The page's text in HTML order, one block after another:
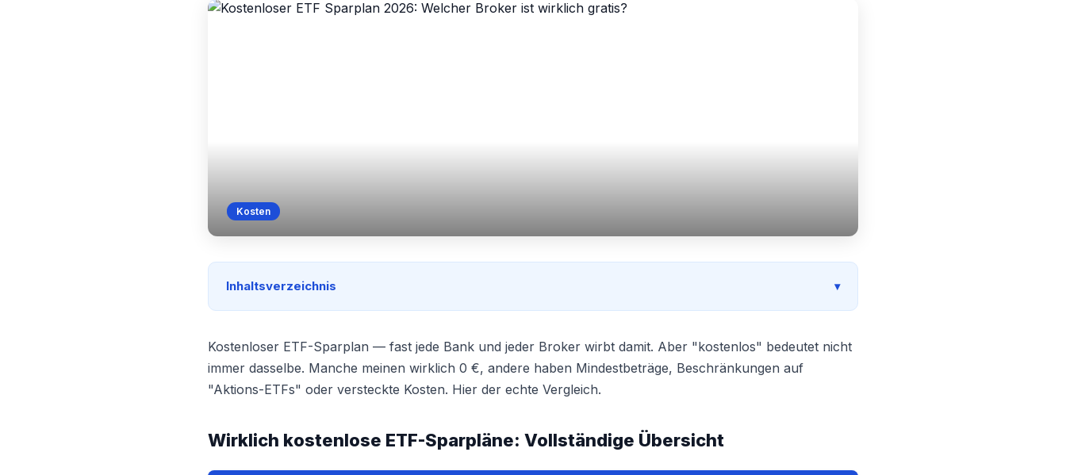
Kosten
Inhaltsverzeichnis
Kostenloser ETF-Sparplan — fast jede Bank und jeder Broker wirbt damit. Aber "kostenlos" bedeutet nicht
immer dasselbe. Manche meinen wirklich 0 €, andere haben Mindestbeträge, Beschränkungen auf
"Aktions-ETFs" oder versteckte Kosten. Hier der echte Vergleich.
Wirklich kostenlose ETF-Sparpläne: Vollständige Übersicht